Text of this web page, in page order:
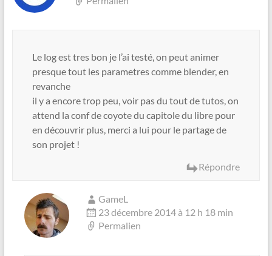
Le log est tres bon je l’ai testé, on peut animer
presque tout les parametres comme blender, en
revanche
il y a encore trop peu, voir pas du tout de tutos, on
attend la conf de coyote du capitole du libre pour
en découvrir plus, merci a lui pour le partage de
son projet !
Répondre
GameL
23 décembre 2014 à 12 h 18 min
Permalien